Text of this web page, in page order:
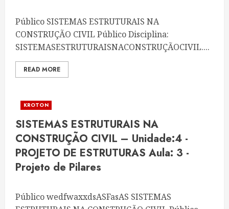
Público SISTEMAS ESTRUTURAIS NA
CONSTRUÇÃO CIVIL Público Disciplina:
SISTEMASESTRUTURAISNACONSTRUÇÃOCIVIL....
READ MORE
KROTON
SISTEMAS ESTRUTURAIS NA
CONSTRUÇÃO CIVIL – Unidade:4 -
PROJETO DE ESTRUTURAS Aula: 3 -
Projeto de Pilares
Público wedfwaxxdsASFasAS SISTEMAS